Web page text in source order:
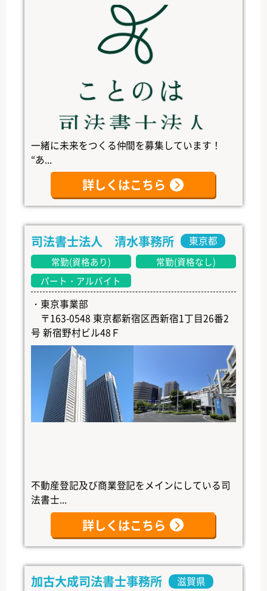
一緒に未来をつくる仲間を募集しています！
“あ...
詳しくはこちら
司法書士法人 清水事務所 東京都
常勤(資格あり)
常勤(資格なし)
パート・アルバイト
・東京事業部
〒163-0548 東京都新宿区西新宿1丁目26番2
号 新宿野村ビル48Ｆ
不動産登記及び商業登記をメインにしている司
法書士...
詳しくはこちら
加古大成司法書士事務所 滋賀県